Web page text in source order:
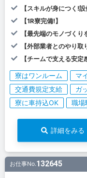
【スキルが身につく!
【1R寮完備!】
【最先端のモノづくり
【外部業者とのやり取
【チームで支える安定
寮はワンルーム マ
交通費規定支給
ガ
寮に車持込OK
職場
詳細をみる
お仕事No.132645